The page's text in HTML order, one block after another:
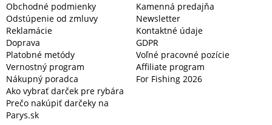
Obchodné podmienky
Odstúpenie od zmluvy
Reklamácie
Doprava
Platobné metódy
Vernostný program
Nákupný poradca
Ako vybrať darček pre rybára
Prečo nakúpiť darčeky na
Parys.sk
Kamenná predajňa
Newsletter
Kontaktné údaje
GDPR
Voľné pracovné pozície
Affiliate program
For Fishing 2026